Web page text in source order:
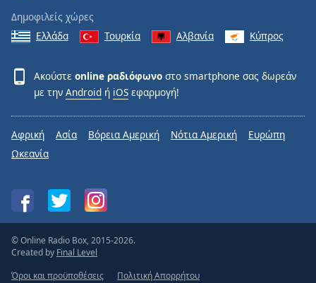
Δημοφιλείς χώρες
Ελλάδα
Τουρκία Αλβανία Κύπρος
Ακούστε online ραδιόφωνο στο smartphone σας δωρεάν
με την Android ή iOS εφαρμογή!
Αφρική Ασία Βόρεια Αμερική Νότια Αμερική
Ευρώπη
Ωκεανία
© Online Radio Box, 2015-2026.
Created by Final Level
Όροι και προϋποθέσεις
Πολιτική Απορρήτου